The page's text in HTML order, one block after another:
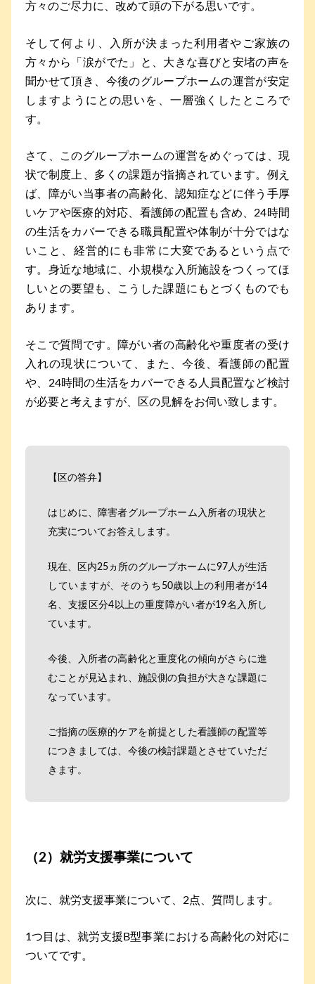
方々のご尽力に、改めて頭の下がる思いです。
そして何より、入所が決まった利用者やご家族の
方々から「涙がでた」と、大きな喜びと安堵の声を
聞かせて頂き、今後のグループホームの運営が安定
しますようにとの思いを、一層強くしたところで
す。
さて、このグループホームの運営をめぐっては、現
状で制度上、多くの課題が指摘されています。例え
ば、障がい当事者の高齢化、認知症などに伴う手厚
いケアや医療的対応、看護師の配置も含め、24時間
の生活をカバーできる職員配置や体制が十分ではな
いこと、経営的にも非常に大変であるという点で
す。身近な地域に、小規模な入所施設をつくってほ
しいとの要望も、こうした課題にもとづくものでも
あります。
そこで質問です。障がい者の高齢化や重度者の受け
入れの現状について、また、今後、看護師の配置
や、24時間の生活をカバーできる人員配置など検討
が必要と考えますが、区の見解をお伺い致します。
【区の答弁】
はじめに、障害者グループホーム入所者の現状と
充実についてお答えします。
現在、区内25ヵ所のグループホームに97人が生活
していますが、そのうち50歳以上の利用者が14
名、支援区分4以上の重度障がい者が19名入所し
ています。
今後、入所者の高齢化と重度化の傾向がさらに進
むことが見込まれ、施設側の負担が大きな課題に
なっています。
ご指摘の医療的ケアを前提とした看護師の配置等
につきましては、今後の検討課題とさせていただ
きます。
（2）就労支援事業について
次に、就労支援事業について、2点、質問します。
1つ目は、就労支援B型事業における高齢化の対応に
ついてです。